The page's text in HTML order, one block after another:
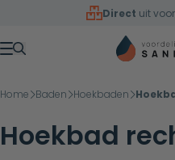
Overslaan naar inhoud
Direct uit
Menu
Home Baden Hoekbaden
Hoekbad